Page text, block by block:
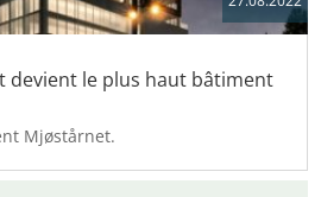
devient le plus haut bâtiment
Mjøstårnet.